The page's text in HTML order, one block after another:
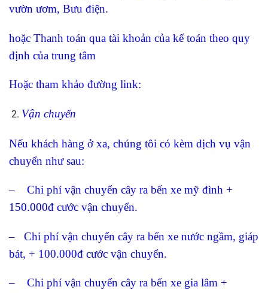
vườn ươm, Bưu điện.
hoặc Thanh toán qua tài khoản của kế toán theo quy
định của trung tâm
Hoặc tham khảo đường link:
Vận chuyển
Nếu khách hàng ở xa, chúng tôi có kèm dịch vụ vận
chuyển như sau:
– Chi phí vận chuyển cây ra bến xe mỹ đình +
150.000đ cước vận chuyển.
– Chi phí vận chuyển cây ra bến xe nước ngầm, giáp
bát, + 100.000đ cước vận chuyển.
– Chi phí vận chuyển cây ra bến xe gia lâm +